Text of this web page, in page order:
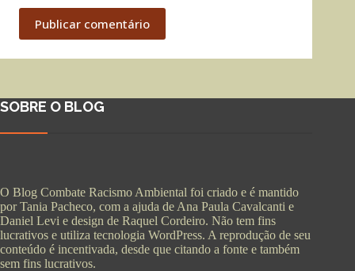
Publicar comentário
SOBRE O BLOG
O Blog Combate Racismo Ambiental foi criado e é mantido
por Tania Pacheco, com a ajuda de Ana Paula Cavalcanti e
Daniel Levi e design de Raquel Cordeiro. Não tem fins
lucrativos e utiliza tecnologia WordPress. A reprodução de seu
conteúdo é incentivada, desde que citando a fonte e também
sem fins lucrativos.